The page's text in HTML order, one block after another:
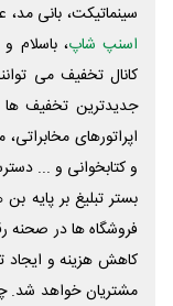
سینماتیکت، بانی مد،
اسنپ شاپ، باسلام و
کانال تخفیف می
جدیدترین تخفیف ها
اپراتورهای
و کتابخوانی و ...
بستر تبلیغ بر پایه
فروشگاه ها در صحنه
کاهش هزینه و
مشتریان خواهد شد.